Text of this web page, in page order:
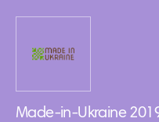
Made-in-Ukraine